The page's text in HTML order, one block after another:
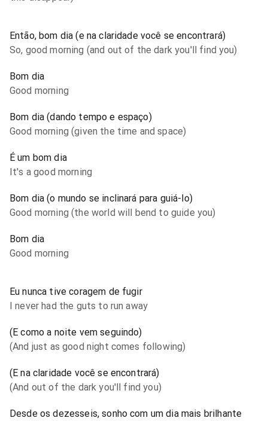
Então, bom dia (e na claridade você se encontrará)
So, good morning (and out of the dark you'll find you)
Bom dia
Good morning
Bom dia (dando tempo e espaço)
Good morning (given the time and space)
É um bom dia
It's a good morning
Bom dia (o mundo se inclinará para guiá-lo)
Good morning (the world will bend to guide you)
Bom dia
Good morning
Eu nunca tive coragem de fugir
I never had the guts to run away
(E como a noite vem seguindo)
(And just as good night comes following)
(E na claridade você se encontrará)
(And out of the dark you'll find you)
Desde os dezesseis, sonho com um dia mais brilhante